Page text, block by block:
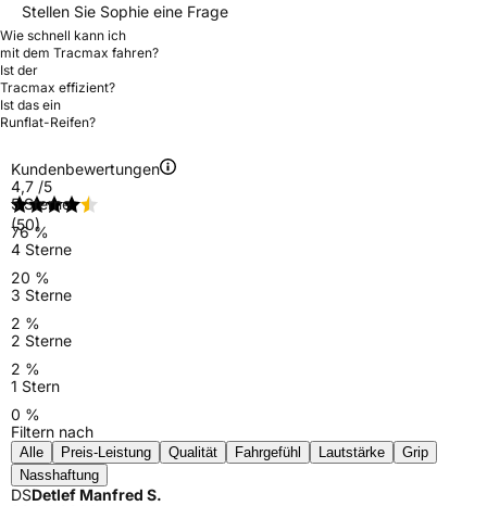
Stellen Sie Sophie eine Frage
Wie schnell kann ich
mit dem Tracmax fahren?
Ist der
Tracmax effizient?
Ist das ein
Runflat-Reifen?
Kundenbewertungen
4,7 /5
(50)
5 Sterne
76 %
4 Sterne
20 %
3 Sterne
2 %
2 Sterne
2 %
1 Stern
0 %
Filtern nach
Alle Preis-Leistung Qualität Fahrgefühl Lautstärke
Grip
Nasshaftung
DSDetlef Manfred S.